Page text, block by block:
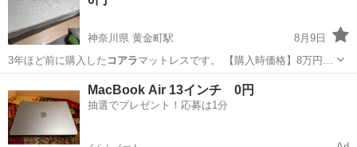
神奈川県 黄金町駅
8月9日
3年ほど前に購入した コアラマットレスです。 【購入時価格】8万円…
ベッド コアラ
MacBook Air 13インチ 0円
抽選でプレゼント！応募は1分